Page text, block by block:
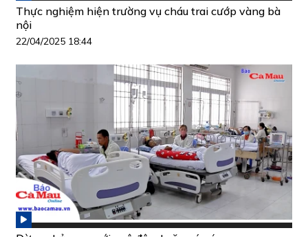
Thực nghiệm hiện trường vụ cháu trai cướp vàng bà
nội
22/04/2025 18:44